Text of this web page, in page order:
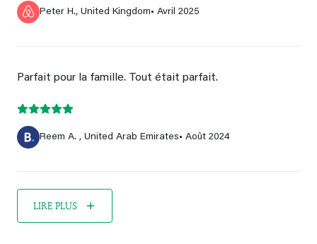
Peter H., United Kingdom• Avril 2025
Parfait pour la famille. Tout était parfait.
Reem A. , United Arab Emirates• Août 2024
LIRE PLUS